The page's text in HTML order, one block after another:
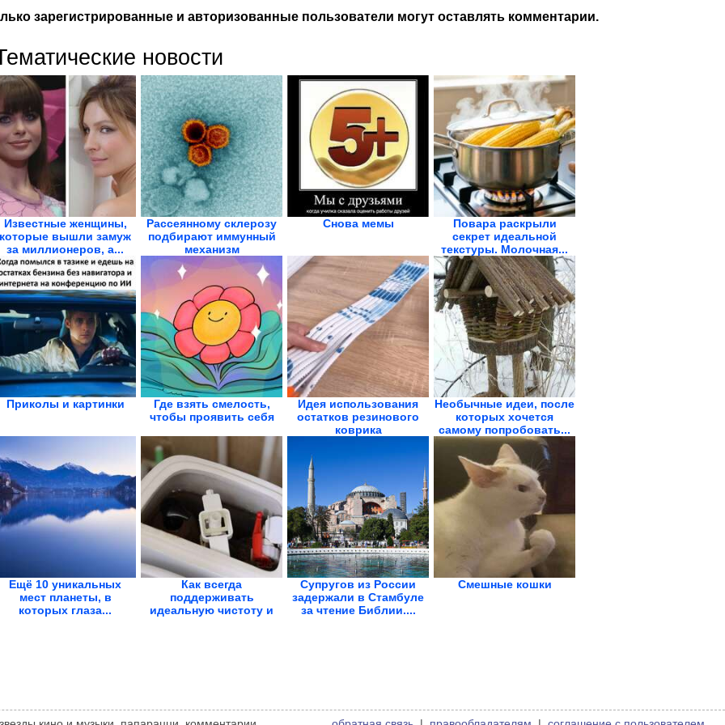
зарегистрированные и авторизованные пользователи могут оставлять комментарии.
новости
Известные женщины,
которые вышли замуж
за миллионеров, а...
Рассеянному склерозу
подбирают иммунный
механизм
Снова мемы
Повара раскрыли
секрет идеальной
текстуры. Молочная...
Приколы и картинки
Где взять смелость,
чтобы проявить себя
Идея использования
остатков резинового
коврика
Необычные идеи, после
которых хочется
самому попробовать...
Ещё 10 уникальных
мест планеты, в
которых глаза...
Как всегда
поддерживать
идеальную чистоту и
Супругов из России
задержали в Стамбуле
за чтение Библии....
Смешные кошки